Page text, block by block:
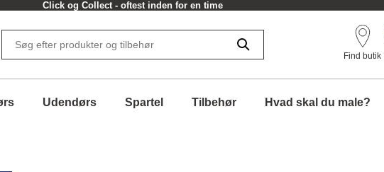
Click og Collect - oftest inden for en time
Find butik
Udendørs Spartel Tilbehør Hvad skal du male?